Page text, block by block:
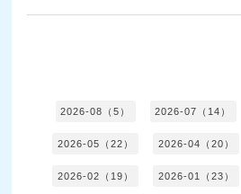
2026-08（5） 2026-07（14）
2026-05（22） 2026-04（20）
2026-02（19） 2026-01（23）